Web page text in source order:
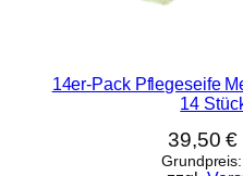
14er-Pack Pflegeseife
14
39,50€
Grundpreis: